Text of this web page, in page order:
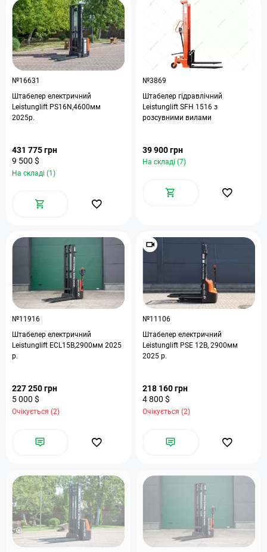
№16631
Штабелер електричний
Leistunglift PS16N,4600мм
2025р.
431 775 грн
9 500 $
На складі (1)
№3869
Штабелер гідравлічний
Leistunglift SFH 1516 з
розсувними вилами
39 900 грн
На складі (7)
№11916
Штабелер електричний
Leistunglift ECL15B,2900мм 2025
р.
227 250 грн
5 000 $
Очікується (2)
№11106
Штабелер електричний
Leistunglift PSE 12B, 2900мм
2025 р.
218 160 грн
4 800 $
Очікується (2)